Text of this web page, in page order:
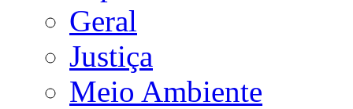
Geral
Justiça
Meio Ambiente